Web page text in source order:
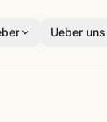
Ueber uns